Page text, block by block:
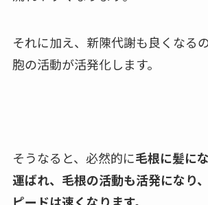
それに加え、新陳代謝も良くなる
胞の活動が活発化します。
そうなると、必然的に毛根に髪に
運ばれ、毛根の活動も活発になり